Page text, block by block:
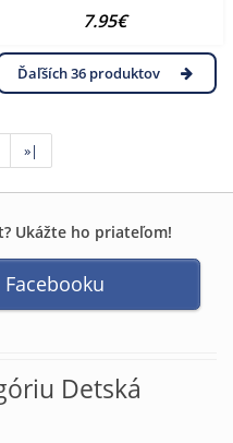
7.95€
Ďaľších 36 produktov
»|
Ukážte ho priateľom!
Detská